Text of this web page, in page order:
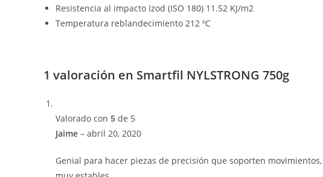
Resistencia al impacto Izod (ISO 180) 11.52 KJ/m2
Temperatura reblandecimiento 212 ºC
1 valoración en Smartfil NYLSTRONG 750g
Valorado con 5 de 5
Jaime – abril 20, 2020
Genial para hacer piezas de precisión que soporten